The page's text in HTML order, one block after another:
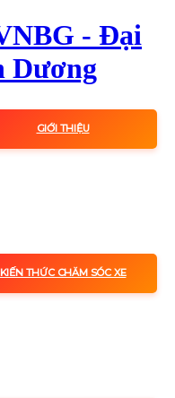
GIỚI THIỆU
KIẾN THỨC CHĂM SÓC XE